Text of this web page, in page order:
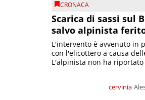
CRONACA
Scarica di sassi sul
salvo alpinista
cervinia
L'intervento è avvenuto in
con l'elicottero a causa
L'alpinista non ha